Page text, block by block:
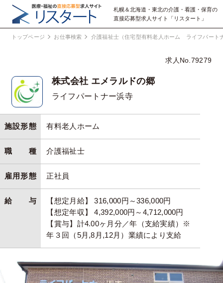
札幌＆北海道・東北の介護・看護・保育の
直接応募型求人サイト「リスタート」
トップページ お仕事検索 介護福祉士（住宅型有料老人ホーム ライフパート
求人No.79279
施設形態 有料老人ホーム
職種 介護福祉士
雇用形態 正社員
給与
【想定月給】 316,000円～336,000円
【想定年収】 4,392,000円～4,712,000円
【賞与】計4.00ヶ月分／年（支給実績）※
年３回（5月,8月,12月）業績により支給
株式会社 エメラルドの郷
ライフパートナー浜寺